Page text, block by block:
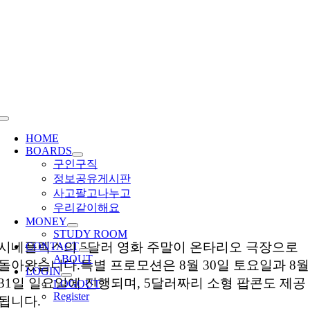
Toggle
Navigation
HOME
BOARDS
구인구직
정보공유게시판
사고팔고나누고
우리같이해요
MONEY
STUDY ROOM
CONTACT
ABOUT
LOGIN
LOGOUT
Register
네플렉스의 5달러 영화 주말이 온타리오 극장으로
아왔습니다.특별 프로모션은 8월 30일 토요일과 8월
일 일요일에 진행되며, 5달러짜리 소형 팝콘도 제공
니다.